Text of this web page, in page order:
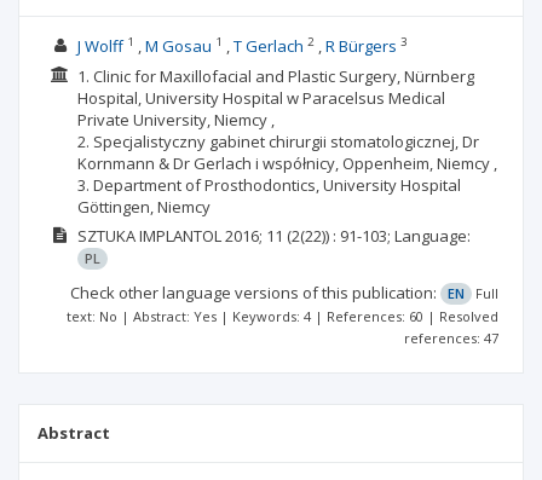
J Wolff1 M Gosau 1 T Gerlach 2 R Bürgers 3
1. Clinic for Maxillofacial and Plastic Surgery, Nürnberg
Hospital, University Hospital w Paracelsus Medical
Private University, Niemcy ,
2. Specjalistyczny gabinet chirurgii stomatologicznej, Dr
Kornmann & Dr Gerlach i współnicy, Oppenheim, Niemcy ,
3. Department of Prosthodontics, University Hospital
Göttingen, Niemcy
SZTUKA IMPLANTOL2016; 11 (2(22)) : 91-103; Language:
PL
Check other language versions of this publication: EN
Full
text: No | Abstract: Yes | Keywords: 4 | References: 60 | Resolved
references: 47
Abstract